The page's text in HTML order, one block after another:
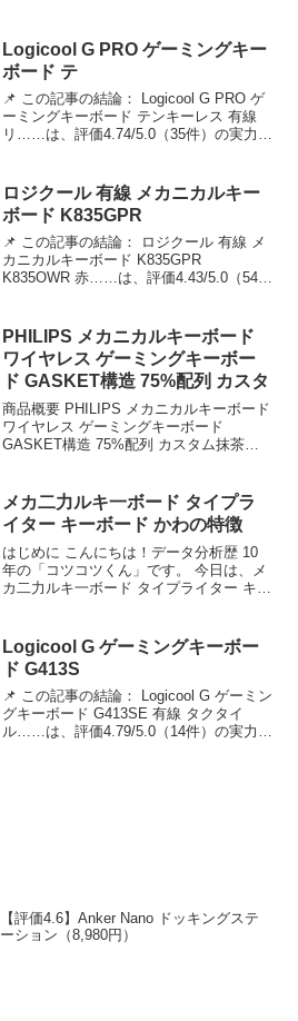
ド 有線キーボード 有線マウスセット 無
線...
Logicool G PRO ゲーミングキー
ボード テ
📌 この記事の結論： Logicool G PRO ゲ
ーミングキーボード テンキーレス 有線
リ……は、評価4.74/5.0（35件）の実力
ミングキ...
ロジクール 有線 メカニカルキー
ボード K835GPR
📌 この記事の結論： ロジクール 有線 メ
カニカルキーボード K835GPR
K835OWR 赤……は、評価4.43/5.0（54
有線 メカニカルキーボード K...
PHILIPS メカニカルキーボード
ワイヤレス ゲーミングキーボー
ド GASKET構造 75%配列 カスタ
商品概要 PHILIPS メカニカルキーボード
ワイヤレス ゲーミングキーボード
GASKET構造 75%配列 カスタム抹茶ラ
ィ 国内 1年間 SPK...
メカ二力ルキ一ボード タイプラ
イター キーボード かわの特徴
はじめに こんにちは！データ分析歴 10
年の「コツコツくん」です。 今日は、メ
カ二力ルキ一ボード タイプライター キー
タイプライター キーボード かわい...
Logicool G ゲーミングキーボー
ド G413S
📌 この記事の結論： Logicool G ゲーミン
グキーボード G413SE 有線 タクタイ
ル……は、評価4.79/5.0（14件）の実力
【評価4.6】Anker Nano ドッキングステ
ーション（8,980円）